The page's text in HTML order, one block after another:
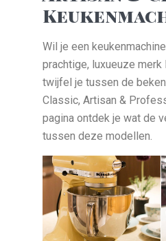
Wil je een
prachtige, luxueuze merk
twijfel je tussen de
Classic, Artisan &
pagina ontdek je wat de
tussen deze modellen.